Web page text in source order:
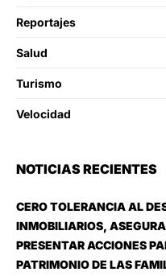
Reportajes
Salud
Turismo
Velocidad
NOTICIAS RECIENTES
CERO TOLERANCIA AL
INMOBILIARIOS,
PRESENTAR ACCIONES
PATRIMONIO DE LAS